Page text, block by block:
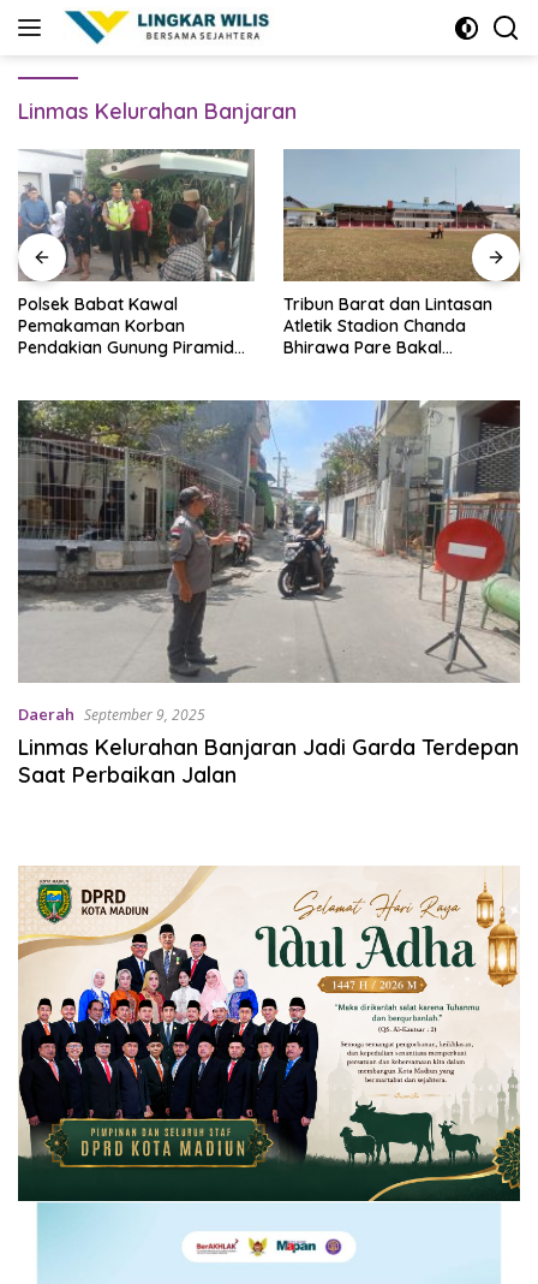
Linmas Kelurahan Banjaran
Polsek Babat Kawal
Pemakaman Korban
Pendakian Gunung Piramid
Tribun Barat dan Lintasan
Atletik Stadion Chanda
Bhirawa Pare Bakal
Daerah September 9, 2025
Linmas Kelurahan Banjaran Jadi Garda Terdepan
Saat Perbaikan Jalan